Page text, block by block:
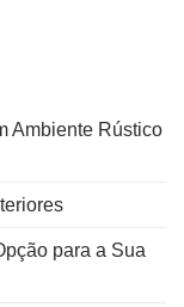
Ambiente Rústico
para a Sua